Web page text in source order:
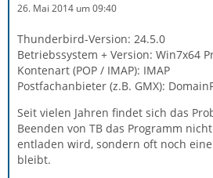
26. Mai 2014 um 09:40
Thunderbird-Version: 24.5.0
Betriebssystem + Version: Win7x64
Kontenart (POP / IMAP): IMAP
Postfachanbieter (z.B. GMX):
Seit vielen Jahren findet sich das
Beenden von TB das Programm
entladen wird, sondern oft noch
bleibt.